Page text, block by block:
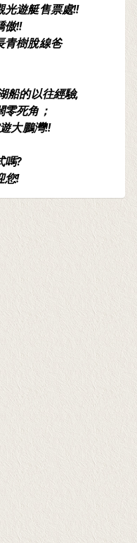
光遊艇售票處!!
傲!!
青樹脫線爸
船的以往經驗,
零死角；
大鵬灣!!
嗎?
您!